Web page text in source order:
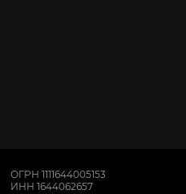
ОГРН 1111644005153
ИНН 1644062657